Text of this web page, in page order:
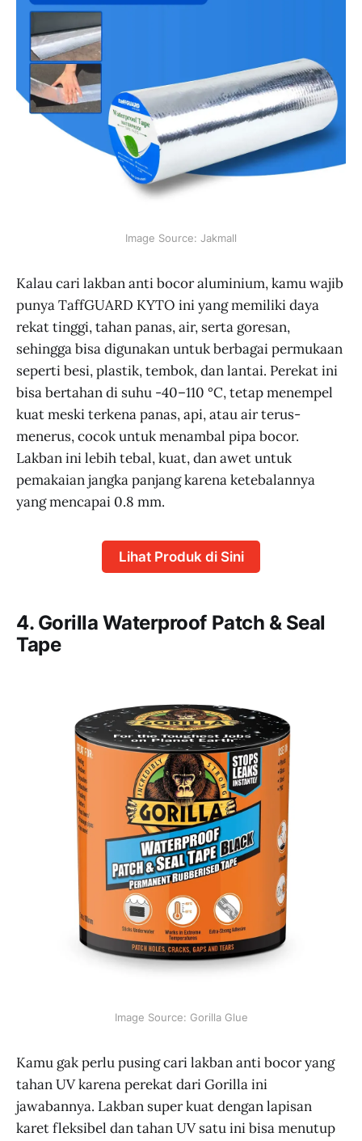
Image Source: Jakmall
Kalau cari lakban anti bocor aluminium, kamu wajib
punya TaffGUARD KYTO ini yang memiliki daya
rekat tinggi, tahan panas, air, serta goresan,
sehingga bisa digunakan untuk berbagai permukaan
seperti besi, plastik, tembok, dan lantai. Perekat ini
bisa bertahan di suhu -40–110 °C, tetap menempel
kuat meski terkena panas, api, atau air terus-
menerus, cocok untuk menambal pipa bocor.
Lakban ini lebih tebal, kuat, dan awet untuk
pemakaian jangka panjang karena ketebalannya
yang mencapai 0.8 mm.
Lihat Produk di Sini
4. Gorilla Waterproof Patch & Seal
Tape
Image Source: Gorilla Glue
Kamu gak perlu pusing cari lakban anti bocor yang
tahan UV karena perekat dari Gorilla ini
jawabannya. Lakban super kuat dengan lapisan
karet fleksibel dan tahan UV satu ini bisa menutup